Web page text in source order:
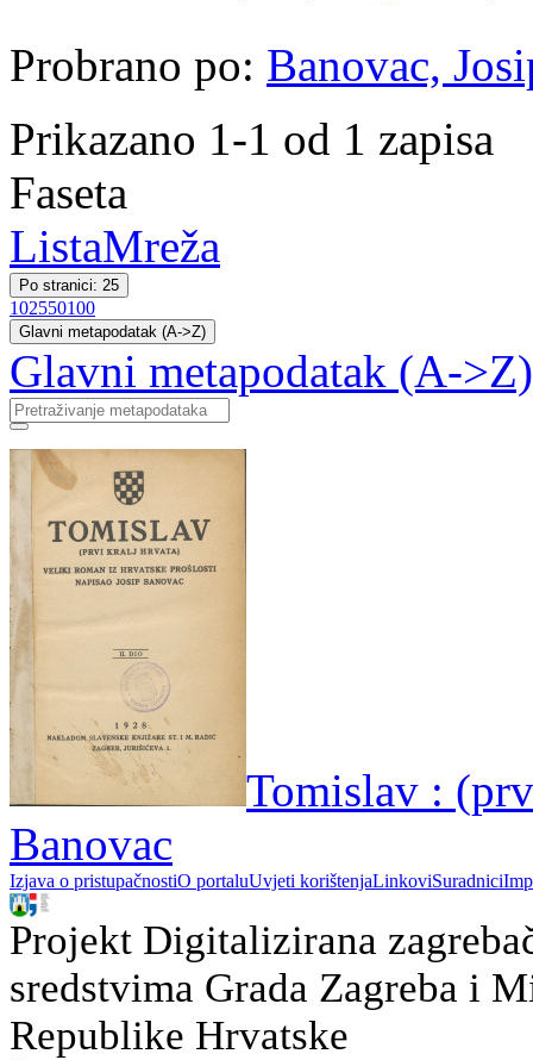
Probrano po: Banovac,
Prikazano 1-1 od 1 zapisa
Faseta
ListaMreža
Po stranici: 25
102550100
Glavni metapodatak (A->Z)
Glavni metapodatak (A->Z)
Tomislav :
Banovac
Izjava o pristupačnostiO portaluUvjeti korištenjaLinkoviSuradnici
Projekt Digitalizirana
sredstvima Grada Zagreba i
Republike Hrvatske